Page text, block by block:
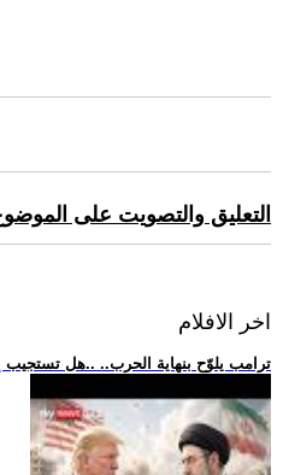
التعليق والتصويت على
اخر الافلام
.. ترامب يلوّح بنهاية الحرب.. ..هل